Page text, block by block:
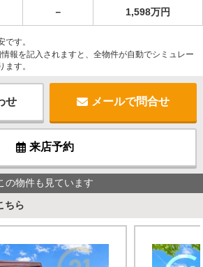
－ 1,598万円
す。
報を記入されますと、全物件が自動でシミュレー
す。
せ メールで問合せ
来店予約
の物件も見ています
ちら